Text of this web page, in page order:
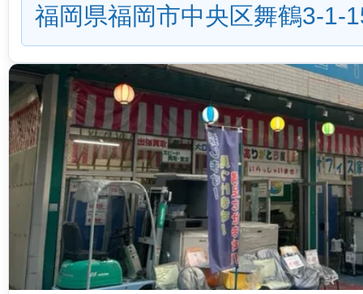
福岡県福岡市中央区舞鶴3-1-